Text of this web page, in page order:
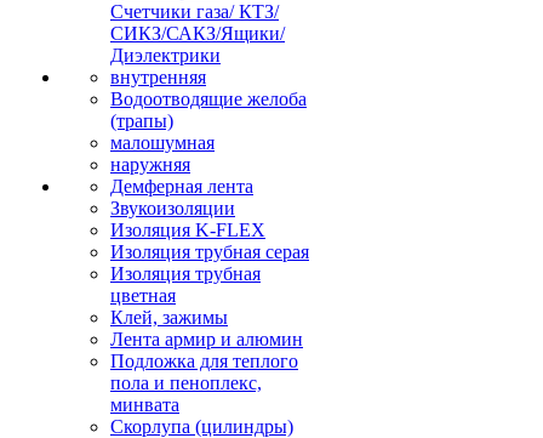
Счетчики газа/ КТЗ/
СИКЗ/САКЗ/Ящики/
Диэлектрики
внутренняя
Водоотводящие желоба
(трапы)
малошумная
наружняя
Демферная лента
Звукоизоляции
Изоляция K-FLEX
Изоляция трубная серая
Изоляция трубная
цветная
Клей, зажимы
Лента армир и алюмин
Подложка для теплого
пола и пеноплекс,
минвата
Скорлупа (цилиндры)